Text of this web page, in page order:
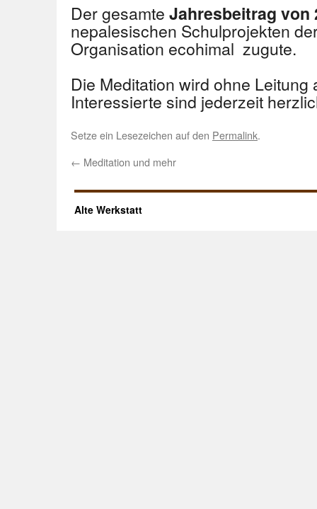
Der gesamte Jahresbeitrag von
nepalesischen Schulprojekten
Organisation ecohimal zugute.
Die Meditation wird ohne
Interessierte sind jederzeit
Setze ein Lesezeichen auf den Permalink.
← Meditation und mehr
Alte Werkstatt